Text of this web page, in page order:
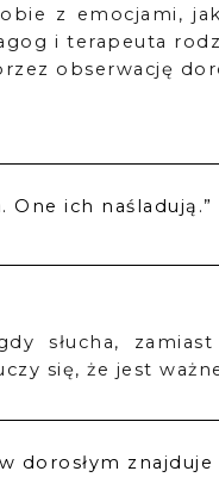
z emocjami,
i terapeuta
obserwację
One ich naśladują.”
słucha,
się, że jest
dorosłym